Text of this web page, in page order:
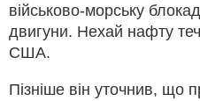
військово-морську
двигуни. Нехай нафту
США.
Пізніше він уточнив, що